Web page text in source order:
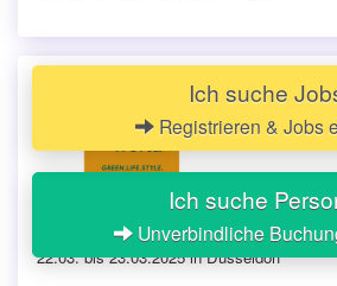
VeggieWorld Düsseldorf 2025
Die Messe für den veganen Lebensstil
22.03. bis 23.03.2025 in Düsseldorf
Ich suche
Unverbindliche
Ich suche
Registrieren & Jobs